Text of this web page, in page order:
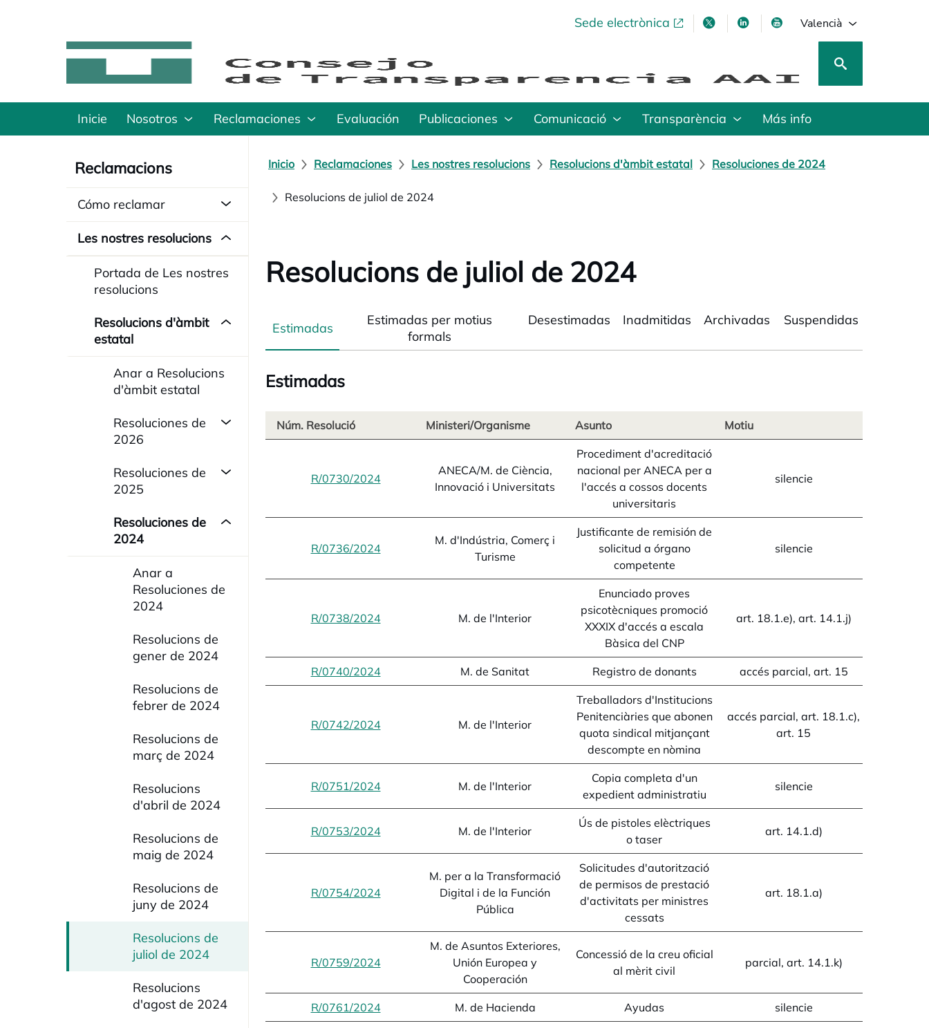
Sede electrònicaopens in a new tabopens in a new tab
opens in a new tab
opens in a new tab
Valencià
Inicie Nosotros Reclamaciones Evaluación Publicaciones Comunicació Transparència Más info
Reclamacions
Cómo reclamar
Les nostres resolucions
Portada de Les nostres
resolucions
Resolucions d'àmbit
estatal
Anar a Resolucions
d'àmbit estatal
Resoluciones de
2026
Resoluciones de
2025
Resoluciones de
2024
Anar a
Resoluciones de
2024
Resolucions de
gener de 2024
Resolucions de
febrer de 2024
Resolucions de
març de 2024
Resolucions
d'abril de 2024
Resolucions de
maig de 2024
Resolucions de
juny de 2024
Resolucions de
juliol de 2024
Resolucions
d'agost de 2024
Inicio Reclamaciones Les nostres resolucions Resolucions d'àmbit estatal Resoluciones de 2024
Resolucions de juliol de 2024
Resolucions de juliol de 2024
Estimadas
Estimadas per motius
formals
Desestimadas Inadmitidas Archivadas Suspendidas
Estimadas
Núm. Resolució Ministeri/Organisme Asunto Motiu
R/0730/2024opens in a new tab
ANECA/M. de Ciència,
Innovació i Universitats
Procediment d'acreditació
nacional per ANECA per a
l'accés a cossos docents
universitaris
silencie
R/0736/2024opens in a new tab
M. d'Indústria, Comerç i
Turisme
Justificante de remisión de
solicitud a órgano
competente
silencie
R/0738/2024opens in a new tabM. de l'Interior
Enunciado proves
psicotècniques promoció
XXXIX d'accés a escala
Bàsica del CNP
art. 18.1.e), art. 14.1.j)
R/0740/2024opens in a new tabM. de Sanitat Registro de donants accés parcial, art. 15
R/0742/2024opens in a new tabM. de l'Interior
Treballadors d'Institucions
Penitenciàries que abonen
quota sindical mitjançant
descompte en nòmina
accés parcial, art. 18.1.c),
art. 15
R/0751/2024opens in a new tabM. de l'Interior
Copia completa d'un
expedient administratiu
silencie
R/0753/2024opens in a new tabM. de l'Interior
Ús de pistoles elèctriques
o taser
art. 14.1.d)
R/0754/2024opens in a new tab
M. per a la Transformació
Digital i de la Función
Pública
Solicitudes d'autorització
de permisos de prestació
d'activitats per ministres
cessats
art. 18.1.a)
R/0759/2024opens in a new tab
M. de Asuntos Exteriores,
Unión Europea y
Cooperación
Concessió de la creu oficial
al mèrit civil
parcial, art. 14.1.k)
R/0761/2024opens in a new tabM. de Hacienda Ayudas silencie